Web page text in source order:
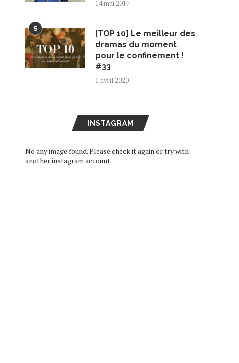
14 mai 2017
5
[TOP 10] Le meilleur des
dramas du moment
pour le confinement !
#33
1 avril 2020
INSTAGRAM
No any image found. Please check it again or try with
another instagram account.